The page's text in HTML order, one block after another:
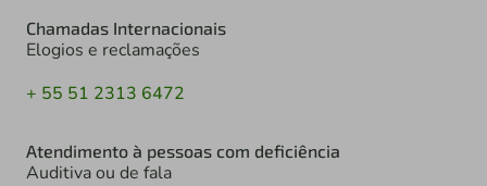
Chamadas Internacionais
Elogios e reclamações
+ 55 51 2313 6472
Atendimento à pessoas com deficiência
Auditiva ou de fala